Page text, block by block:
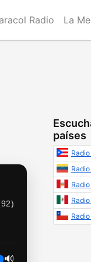
Radio La
92)
🔊
países